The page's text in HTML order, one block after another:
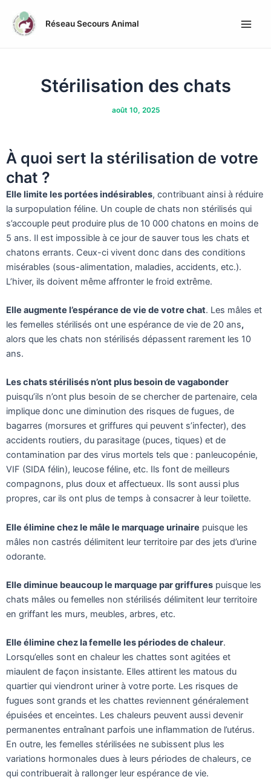
contenu
Réseau Secours Animal
Stérilisation des chats
août 10, 2025
À quoi sert la stérilisation de votre
chat ?
Elle limite les portées indésirables, contribuant ainsi à réduire
la surpopulation féline. Un couple de chats non stérilisés qui
s’accouple peut produire plus de 10 000 chatons en moins de
5 ans. Il est impossible à ce jour de sauver tous les chats et
chatons errants. Ceux-ci vivent donc dans des conditions
misérables (sous-alimentation, maladies, accidents, etc.).
L’hiver, ils doivent même affronter le froid extrême.
Elle augmente l’espérance de vie de votre chat. Les mâles et
les femelles stérilisés ont une espérance de vie de 20 ans,
alors que les chats non stérilisés dépassent rarement les 10
ans.
Les chats stérilisés n’ont plus besoin de vagabonder
puisqu’ils n’ont plus besoin de se chercher de partenaire, cela
implique donc une diminution des risques de fugues, de
bagarres (morsures et griffures qui peuvent s’infecter), des
accidents routiers, du parasitage (puces, tiques) et de
contamination par des virus mortels tels que : panleucopénie,
VIF (SIDA félin), leucose féline, etc. Ils font de meilleurs
compagnons, plus doux et affectueux. Ils sont aussi plus
propres, car ils ont plus de temps à consacrer à leur toilette.
Elle élimine chez le mâle le marquage urinaire puisque les
mâles non castrés délimitent leur territoire par des jets d’urine
odorante.
Elle diminue beaucoup le marquage par griffures puisque les
chats mâles ou femelles non stérilisés délimitent leur territoire
en griffant les murs, meubles, arbres, etc.
Elle élimine chez la femelle les périodes de chaleur.
Lorsqu’elles sont en chaleur les chattes sont agitées et
miaulent de façon insistante. Elles attirent les matous du
quartier qui viendront uriner à votre porte. Les risques de
fugues sont grands et les chattes reviennent généralement
épuisées et enceintes. Les chaleurs peuvent aussi devenir
permanentes entraînant parfois une inflammation de l’utérus.
En outre, les femelles stérilisées ne subissent plus les
variations hormonales dues à leurs périodes de chaleurs, ce
qui contribuerait à rallonger leur espérance de vie.
navigation